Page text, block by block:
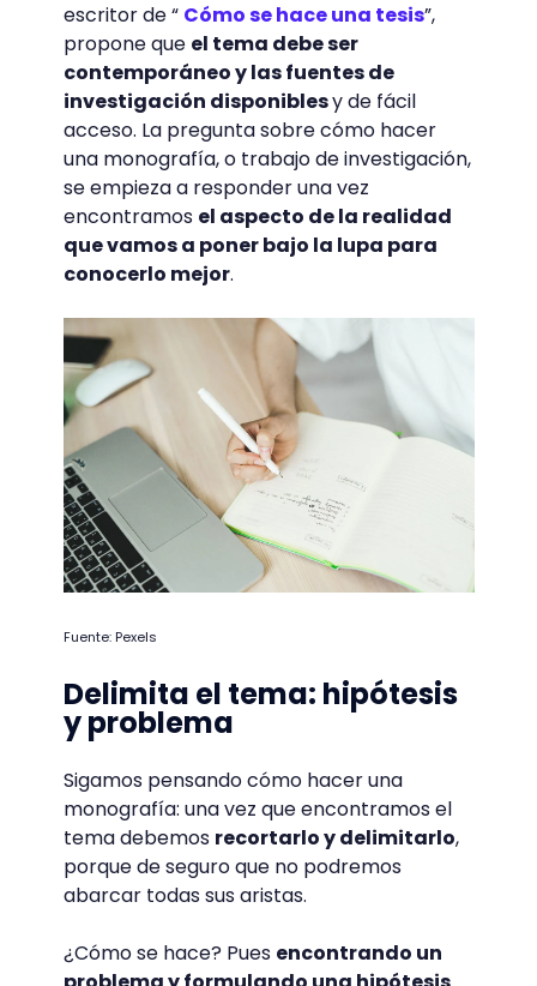
escritor de “ Cómo se hace una tesis”,
propone que el tema debe ser
contemporáneo y las fuentes de
investigación disponiblesy de fácil
acceso. La pregunta sobre cómo hacer
una monografía, o trabajo de investigación,
se empieza a responder una vez
encontramos el aspecto de la realidad
que vamos a poner bajo la lupa para
conocerlo mejor.
Fuente: Pexels
Delimita el tema: hipótesis
y problema
Sigamos pensando cómo hacer una
monografía: una vez que encontramos el
tema debemos recortarlo y delimitarlo,
porque de seguro que no podremos
abarcar todas sus aristas.
¿Cómo se hace? Pues encontrando un